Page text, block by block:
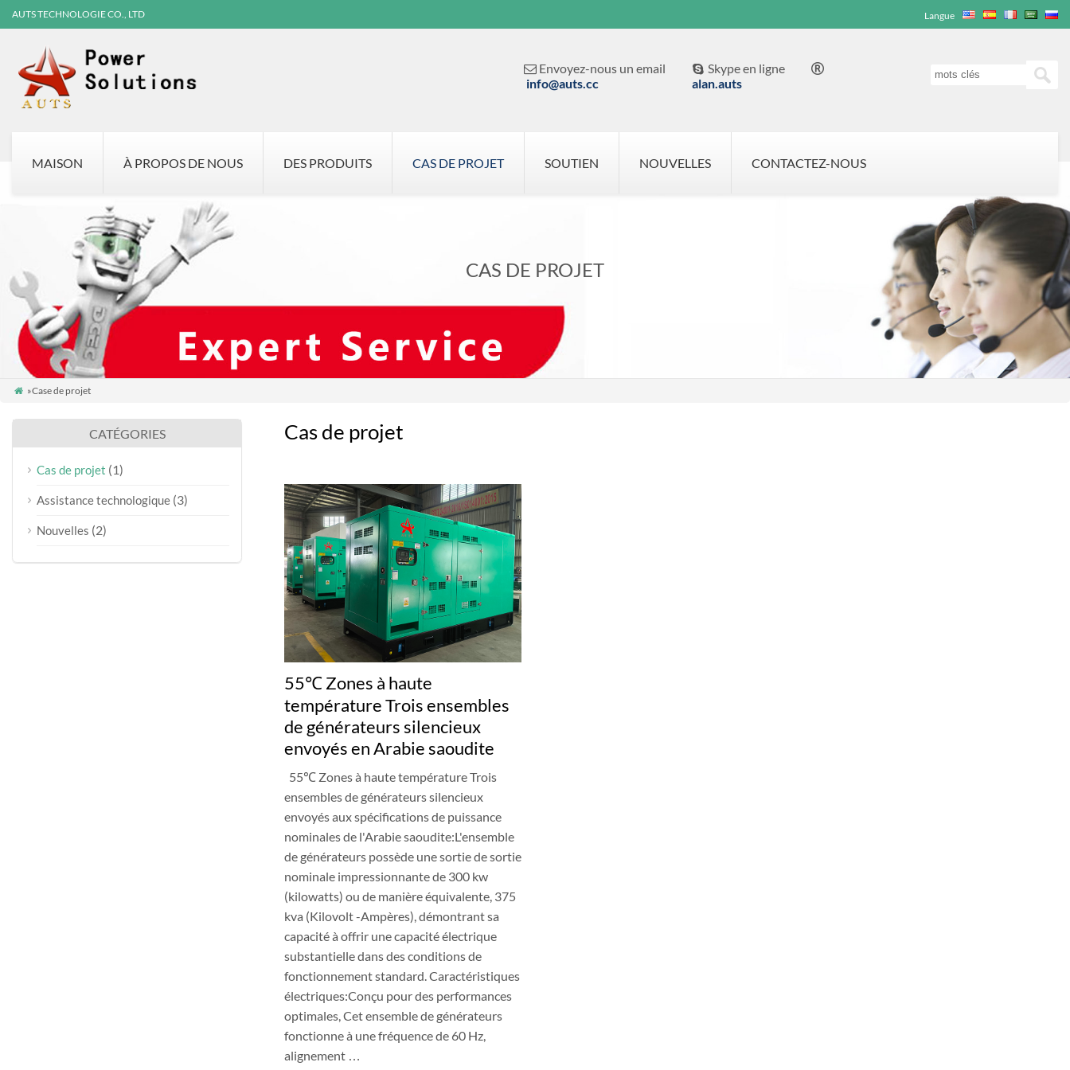
AUTS TECHNOLOGIE CO., LTD Langue
 Envoyez-nous un email
info@auts.cc
 Skype en ligne
alan.auts

MAISON À PROPOS DE NOUS DES PRODUITS CAS DE PROJET SOUTIEN NOUVELLES CONTACTEZ-NOUS
CAS DE PROJET
 »Case de projet
Cas de projet
55℃ Zones à haute
température Trois ensembles
de générateurs silencieux
envoyés en Arabie saoudite
55℃ Zones à haute température Trois
ensembles de générateurs silencieux
envoyés aux spécifications de puissance
nominales de l'Arabie saoudite:L'ensemble
de générateurs possède une sortie de sortie
nominale impressionnante de 300 kw
(kilowatts) ou de manière équivalente, 375
kva (Kilovolt -Ampères), démontrant sa
capacité à offrir une capacité électrique
substantielle dans des conditions de
fonctionnement standard. Caractéristiques
électriques:Conçu pour des performances
optimales, Cet ensemble de générateurs
fonctionne à une fréquence de 60 Hz,
alignement …
CATÉGORIES
Cas de projet (1)
Assistance technologique (3)
Nouvelles (2)